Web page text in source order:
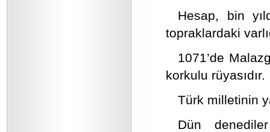
Hesap, bin
topraklardaki
1071’de
korkulu rüyasıdır.
Türk milletinin
Dün